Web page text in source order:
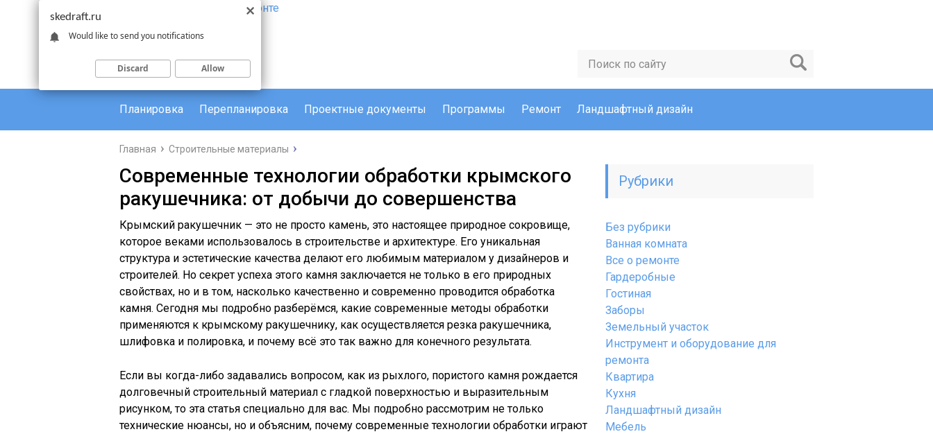
Планировка Перепланировка Проектные документы Программы Ремонт Ландшафтный дизайн
Главная Строительные материалы
Современные технологии обработки крымского
ракушечника: от добычи до совершенства
Крымский ракушечник — это не просто камень, это настоящее природное сокровище,
которое веками использовалось в строительстве и архитектуре. Его уникальная
структура и эстетические качества делают его любимым материалом у дизайнеров и
строителей. Но секрет успеха этого камня заключается не только в его природных
свойствах, но и в том, насколько качественно и современно проводится обработка
камня. Сегодня мы подробно разберёмся, какие современные методы обработки
применяются к крымскому ракушечнику, как осуществляется резка ракушечника,
шлифовка и полировка, и почему всё это так важно для конечного результата.
Если вы когда-либо задавались вопросом, как из рыхлого, пористого камня рождается
долговечный строительный материал с гладкой поверхностью и выразительным
рисунком, то эта статья специально для вас. Мы подробно рассмотрим не только
технические нюансы, но и объясним, почему современные технологии обработки играют
Рубрики
Без рубрики
Ванная комната
Все о ремонте
Гардеробные
Гостиная
Заборы
Земельный участок
Инструмент и оборудование для
ремонта
Квартира
Кухня
Ландшафтный дизайн
Мебель
skedraft.ru
Would like to send you notifications
Discard Allow